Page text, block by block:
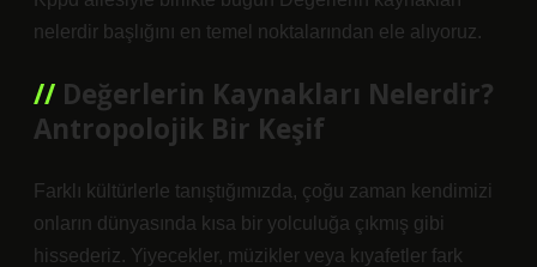
nelerdir başlığını en temel noktalarından ele alıyoruz.
Değerlerin Kaynakları Nelerdir?
Antropolojik Bir Keşif
Farklı kültürlerle tanıştığımızda, çoğu zaman kendimizi
onların dünyasında kısa bir yolculuğa çıkmış gibi
hissederiz. Yiyecekler, müzikler veya kıyafetler fark